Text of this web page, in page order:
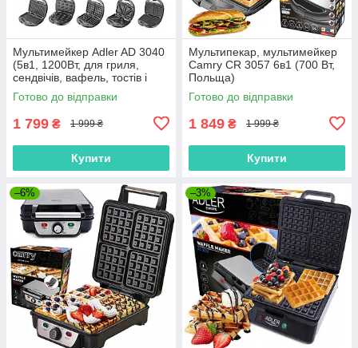
Мультимейкер Adler AD 3040
(5в1, 1200Вт, для гриля,
сендвічів, вафель, тостів і
горішок)
Готово до відправки
1 799 ₴ 1 999 ₴
Купити
Мультипекар, мультимейкер
Camry CR 3057 6в1 (700 Вт,
Польща)
Готово до відправки
1 849 ₴ 1 999 ₴
Купити
–6% –3%